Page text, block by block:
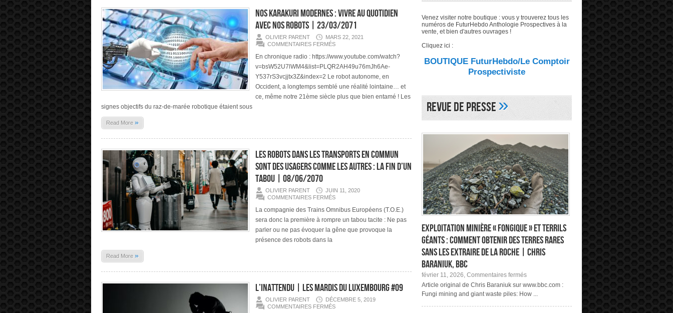
COMME
AUTRE
INCYBER
NEWS
Nos karakuri modernes : vivre au quotidien
avec nos robots | 23/03/2071
OLIVIER PARENT
MARS 22, 2021
COMMENTAIRES FERMÉSSUR
KARAKURI
MODERNES
:
VIVRE
AU
QUOTIDIEN
NOS
En chronique radio : https://www.youtube.com/watch?
v=bsW52U7lWM4&list=PLQR2AH49u76mJh6Ae-
Y537rS3vcjjtx3Z&index=2 Le robot autonome, en
Occident, a longtemps semblé une réalité lointaine… et
ce, même notre 21ème siècle plus que bien entamé ! Les
signes objectifs du raz-de-marée robotique étaient sous
Read More »
Les robots dans les transports en commun
sont des usagers comme les autres : la fin d’un
tabou | 08/06/2070
OLIVIER PARENT
JUIN 11, 2020
COMMENTAIRES FERMÉSSUR
ROBOTS
LES
TRANSPORTS
EN
LA
FIN
D’UN
TABOU
La compagnie des Trains Omnibus Européens (T.O.E.)
sera donc la première à rompre un tabou tacite : Ne pas
parler ou ne pas évoquer la gêne que provoque la
présence des robots dans la
Read More »
L’inattendu | Les Mardis du Luxembourg #09
OLIVIER PARENT
DÉCEMBRE 5, 2019
COMMENTAIRES FERMÉSSUR
Venez visiter notre boutique : vous y trouverez tous les
numéros de FuturHebdo Anthologie Prospectives à la
vente, et bien d'autres ouvrages !
Cliquez ici :
BOUTIQUE FuturHebdo/Le Comptoir
Prospectiviste
Revue de Presse»
Exploitation minière « fongique » et terrils
géants : comment obtenir des terres rares
sans les extraire de la roche | Chris
Baraniuk, BBC
février 11, 2026, Commentaires ferméssur
Exploitation
minière
« fongique »
Article original de Chris Baraniuk sur www.bbc.com :
Fungi mining and giant waste piles: How ...